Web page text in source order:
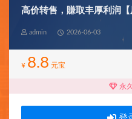
高价转售，賺取丰厚利润【
admin 2026-06-03
¥ 8.8 元宝
永